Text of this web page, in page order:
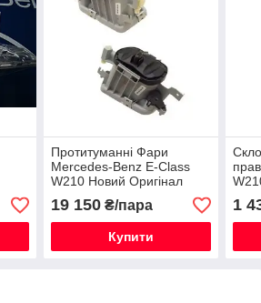
Протитуманні Фари
Mercedes-Benz E-Class
W210 Новий Оригінал
19 150₴/пара
Купити
1